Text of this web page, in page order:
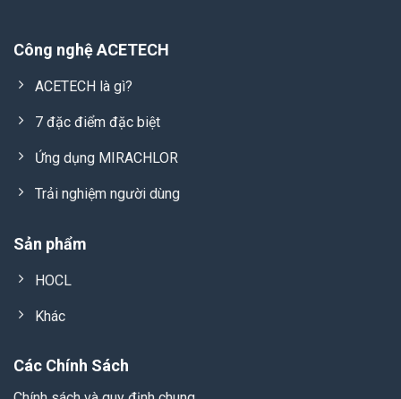
Công nghệ ACETECH
ACETECH là gì?
7 đặc điểm đặc biệt
Ứng dụng MIRACHLOR
Trải nghiệm người dùng
Sản phẩm
HOCL
Khác
Các Chính Sách